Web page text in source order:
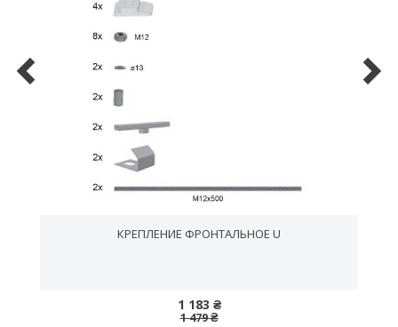
КРЕПЛЕНИЕ ФРОНТАЛЬНОЕ U
1 183 ₴
1 479 ₴